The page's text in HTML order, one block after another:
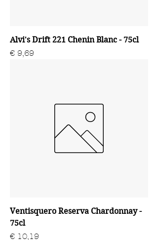
Alvi's Drift 221 Chenin Blanc - 75cl
Prijs
€ 9,69
Ventisquero Reserva Chardonnay -
75cl
Prijs
€ 10,19